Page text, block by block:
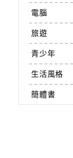
電腦
旅遊
青少年
生活風格
簡體書